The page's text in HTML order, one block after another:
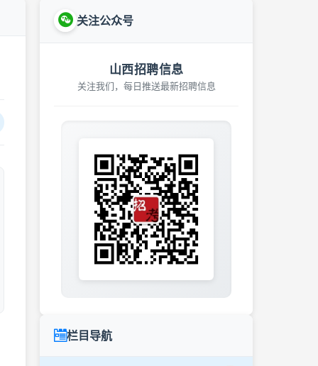
关注公众号
山西招聘信息
关注我们，每日推送最新招聘信息
栏目导航